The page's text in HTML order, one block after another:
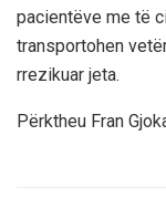
pacientëve me të
transportohen
rrezikuar jeta.
Përktheu Fran